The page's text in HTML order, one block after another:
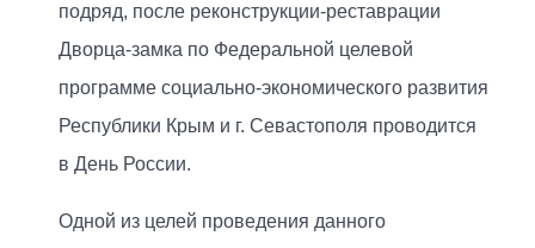
подряд, после реконструкции-реставрации
Дворца-замка по Федеральной целевой
программе социально-экономического развития
Республики Крым и г. Севастополя проводится
в День России.
Одной из целей проведения данного